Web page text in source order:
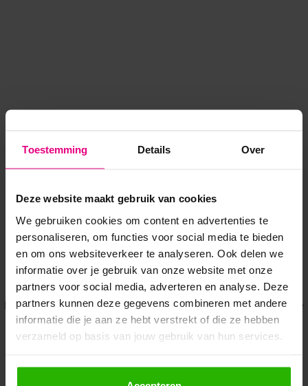
Toestemming Details Over
Deze website maakt gebruik van cookies
We gebruiken cookies om content en advertenties te
personaliseren, om functies voor social media te bieden
en om ons websiteverkeer te analyseren. Ook delen we
informatie over je gebruik van onze website met onze
partners voor social media, adverteren en analyse. Deze
partners kunnen deze gegevens combineren met andere
informatie die je aan ze hebt verstrekt of die ze hebben
verzameld op basis van jouw gebruik van hun services.
Als je op "Accepteer" klikt, dan geef je Voordeeluitjes.nl
Application error: a client-side exception has occurred while
loadingwww.voordeeluitjes.nl (see the browser console for more
information).